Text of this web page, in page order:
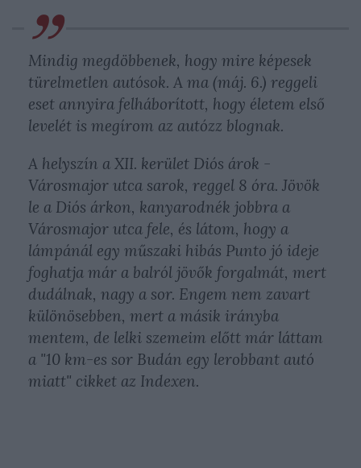
Mindig megdöbbenek, hogy mire képesek
türelmetlen autósok. A ma (máj. 6.) reggeli
eset annyira felháborított, hogy életem első
levelét is megírom az autózz blognak.
A helyszín a XII. kerület Diós árok -
Városmajor utca sarok, reggel 8 óra. Jövök
le a Diós árkon, kanyarodnék jobbra a
Városmajor utca fele, és látom, hogy a
lámpánál egy műszaki hibás Punto jó ideje
foghatja már a balról jövők forgalmát, mert
dudálnak, nagy a sor. Engem nem zavart
különösebben, mert a másik irányba
mentem, de lelki szemeim előtt már láttam
a "10 km-es sor Budán egy lerobbant autó
miatt" cikket az Indexen.